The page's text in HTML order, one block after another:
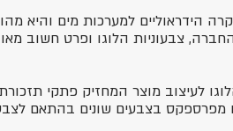
הידראוליים למערכות מים והיא
צבעוניות הלוגו ופרט חשוב
לעיצוב מוצר המחזיק פתקי
מפרספקס בצבעים שונים בהתאם